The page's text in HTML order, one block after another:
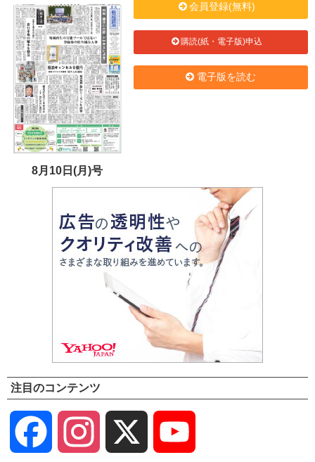
8月10日(月)号
会員登録(無料)
購読(紙・電子版)申込
電子版を読む
注目のコンテンツ
Facebook Instagram